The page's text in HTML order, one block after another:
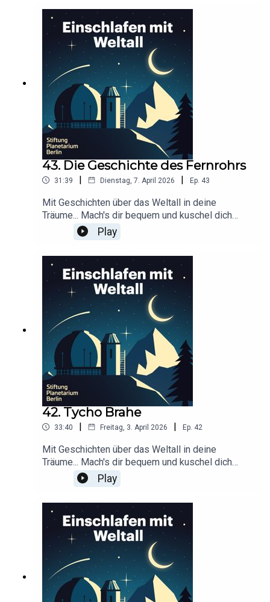
https://linktr.ee/EinschlafenMitPodcastProduzier
t von Tim Rodenkirchen für Schønlein MediaIn
Kooperation mit der Stiftung Planetarium
BerlinRedaktion: Dr. Felix Lühning, Dr. Monika
Staesche, Ghazal WeberStimme: Dr. Monika
StaescheCover-Artwork von Amadeus E. Fronk
43. Die Geschichte des Fernrohrs
31:39 | Dienstag, 7. April 2026 | Ep. 43
Mit Geschichten über das Weltall in deine
Träume... Mach's dir bequem und kuschel dich
ein!Dieser Podcast wird durch Werbung
finanziert. Infos und Angebote unserer
https://linktr.ee/EinschlafenMitPodcastProduzier
t von Tim Rodenkirchen für Schønlein MediaIn
Kooperation mit der Stiftung Planetarium
BerlinRedaktion: Dr. Felix Lühning, Dr. Monika
Staesche, Ghazal WeberStimme: Dr. Monika
StaescheCover-Artwork von Amadeus E. Fronk
Play
42. Tycho Brahe
33:40 | Freitag, 3. April 2026 | Ep. 42
Mit Geschichten über das Weltall in deine
Träume... Mach's dir bequem und kuschel dich
ein!Dieser Podcast wird durch Werbung
finanziert. Infos und Angebote unserer
https://linktr.ee/EinschlafenMitPodcastProduzier
t von Tim Rodenkirchen für Schønlein MediaIn
Kooperation mit der Stiftung Planetarium
BerlinRedaktion: Dr. Felix Lühning, Dr. Monika
Staesche, Ghazal WeberStimme: Dr. Monika
StaescheCover-Artwork von Amadeus E. Fronk
Play